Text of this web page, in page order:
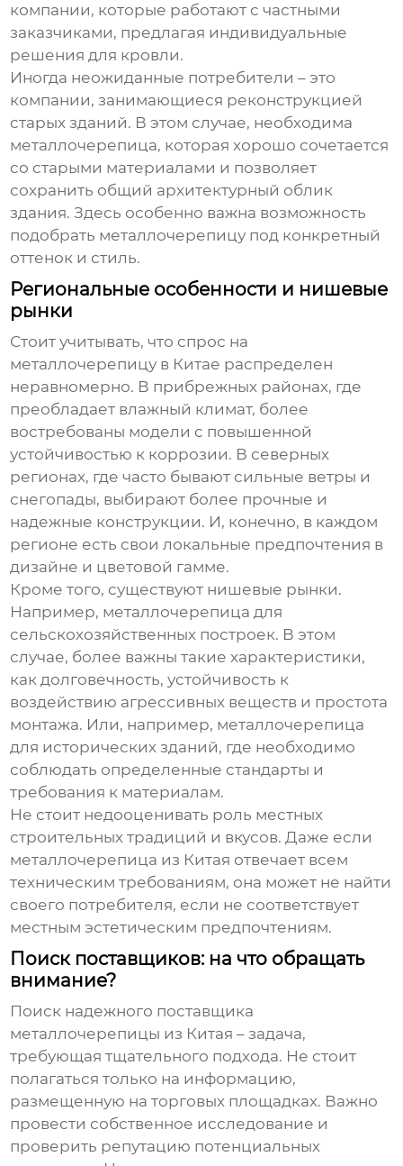
компании, которые работают с частными
заказчиками, предлагая индивидуальные
решения для кровли.
Иногда неожиданные потребители – это
компании, занимающиеся реконструкцией
старых зданий. В этом случае, необходима
металлочерепица, которая хорошо сочетается
со старыми материалами и позволяет
сохранить общий архитектурный облик
здания. Здесь особенно важна возможность
подобрать металлочерепицу под конкретный
оттенок и стиль.
Региональные особенности и нишевые
рынки
Стоит учитывать, что спрос на
металлочерепицу в Китае распределен
неравномерно. В прибрежных районах, где
преобладает влажный климат, более
востребованы модели с повышенной
устойчивостью к коррозии. В северных
регионах, где часто бывают сильные ветры и
снегопады, выбирают более прочные и
надежные конструкции. И, конечно, в каждом
регионе есть свои локальные предпочтения в
дизайне и цветовой гамме.
Кроме того, существуют нишевые рынки.
Например, металлочерепица для
сельскохозяйственных построек. В этом
случае, более важны такие характеристики,
как долговечность, устойчивость к
воздействию агрессивных веществ и простота
монтажа. Или, например, металлочерепица
для исторических зданий, где необходимо
соблюдать определенные стандарты и
требования к материалам.
Не стоит недооценивать роль местных
строительных традиций и вкусов. Даже если
металлочерепица из Китая отвечает всем
техническим требованиям, она может не найти
своего потребителя, если не соответствует
местным эстетическим предпочтениям.
Поиск поставщиков: на что обращать
внимание?
Поиск надежного поставщика
металлочерепицы из Китая – задача,
требующая тщательного подхода. Не стоит
полагаться только на информацию,
размещенную на торговых площадках. Важно
провести собственное исследование и
проверить репутацию потенциальных